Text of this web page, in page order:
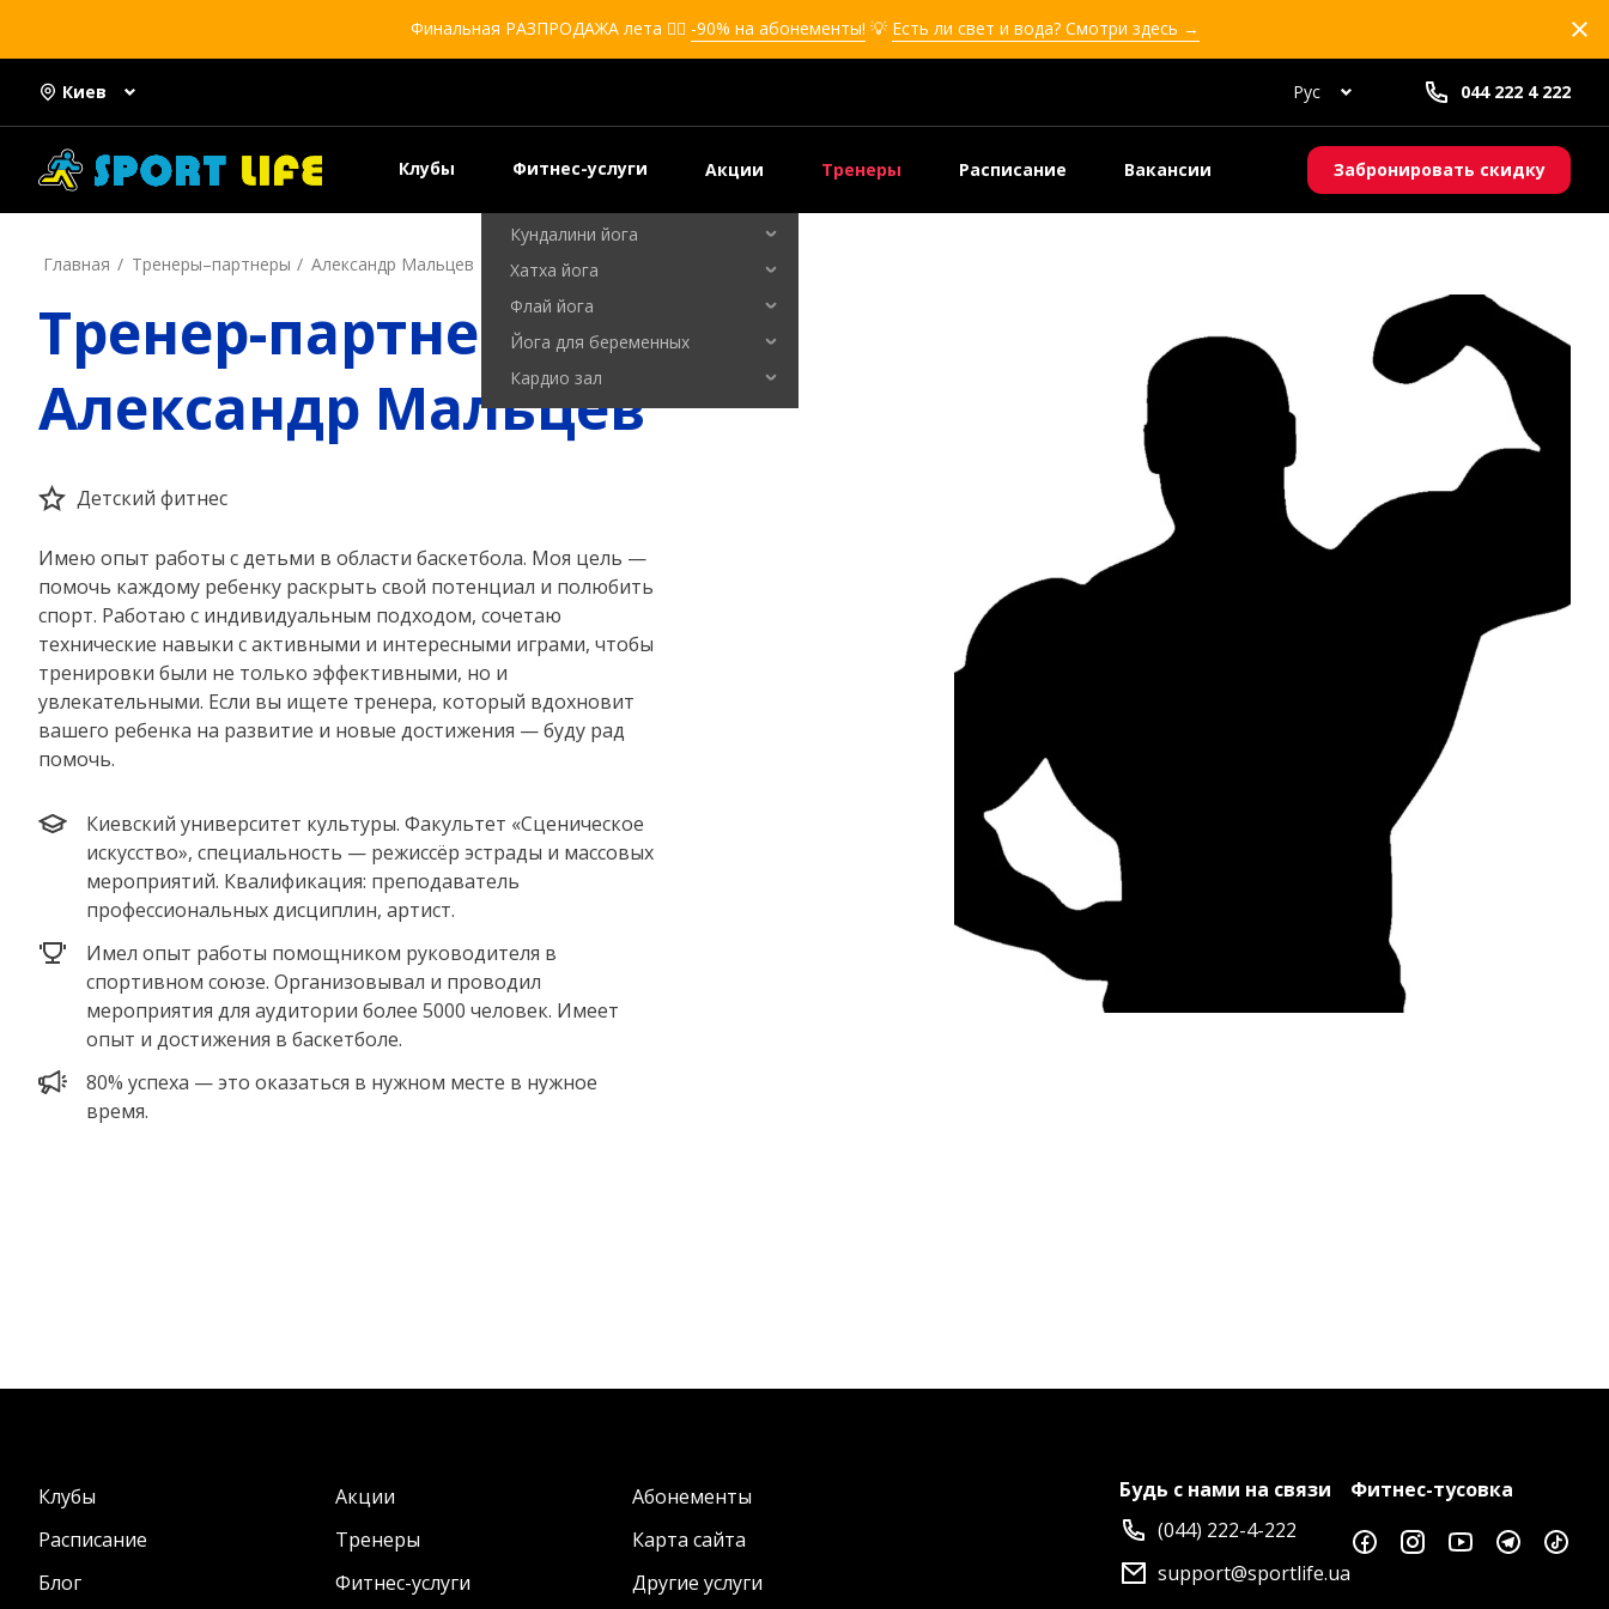
Финальная РАЗПРОДАЖА лета ❤️‍🔥 -90% на абонементы! 💡 Есть ли свет и вода? Смотри здесь →
Киев Рус 044 222 4 222
Клубы Фитнес-услуги
Кикбоксинг для девушек
Кикбоксинг для детей
Самооборона для девушек
Самооборона для детей
Кундалини йога
Хатха йога
Флай йога
Йога для беременных
Кардио зал
Акции Тренеры Расписание Вакансии Забронировать скидку
Главная Тренеры–пapтнepы Александр Мальцев
Тренер-партнер
Александр Мальцев
Детский фитнес
Имею опыт работы с детьми в области баскетбола. Моя цель —
помочь каждому ребенку раскрыть свой потенциал и полюбить
спорт. Работаю с индивидуальным подходом, сочетаю
технические навыки с активными и интересными играми, чтобы
тренировки были не только эффективными, но и
увлекательными. Если вы ищете тренера, который вдохновит
вашего ребенка на развитие и новые достижения — буду рад
помочь.
Киевский университет культуры. Факультет «Сценическое
искусство», специальность — режиссёр эстрады и массовых
мероприятий. Квалификация: преподаватель
профессиональных дисциплин, артист.
Имел опыт работы помощником руководителя в
спортивном союзе. Организовывал и проводил
мероприятия для аудитории более 5000 человек. Имеет
опыт и достижения в баскетболе.
80% успеха — это оказаться в нужном месте в нужное
время.
Клубы Акции
Абонементы
Расписание
Тренеры
Карта сайта
Блог
Фитнес-услуги Другие услуги
Будь с нами на связи
(044) 222-4-222
support@sportlife.ua
Фитнес-тусовка